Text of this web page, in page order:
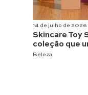
14 de julho de 2026
Skincare Toy
coleção que
Beleza